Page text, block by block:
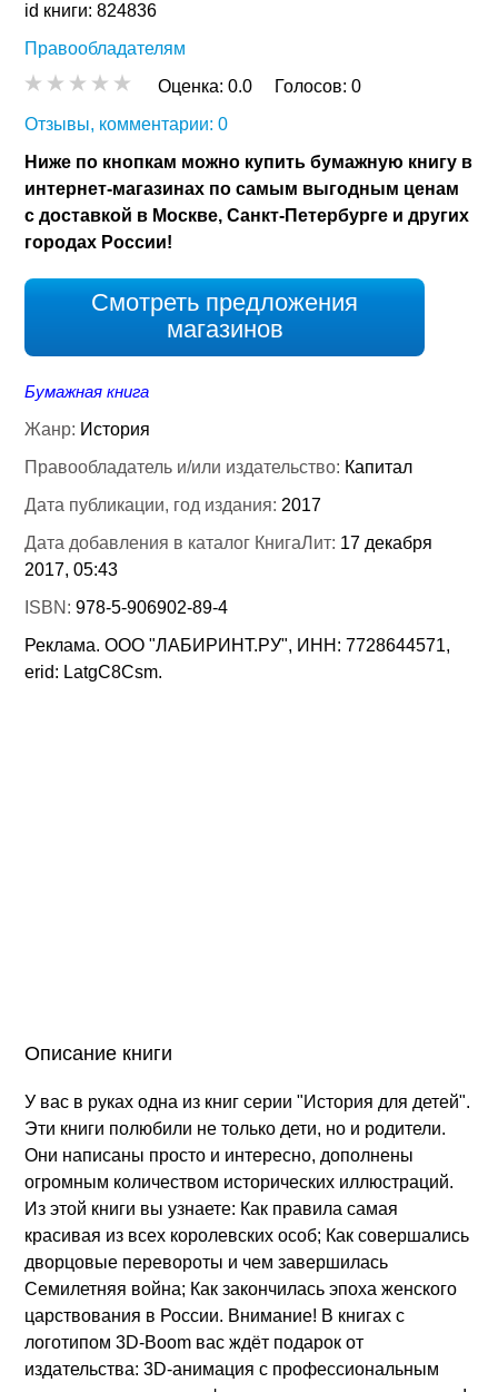
id книги: 824836
Правообладателям
Оценка:0.0 Голосов:0
Отзывы, комментарии: 0
Ниже по кнопкам можно купить бумажную книгу в
интернет-магазинах по самым выгодным ценам
с доставкой в Москве, Санкт-Петербурге и других
городах России!
Смотреть предложения
магазинов
Бумажная книга
Жанр: История
Правообладатель и/или издательство: Капитал
Дата публикации, год издания: 2017
Дата добавления в каталог КнигаЛит: 17 декабря
2017, 05:43
ISBN:978-5-906902-89-4
Реклама. ООО "ЛАБИРИНТ.РУ", ИНН: 7728644571,
erid: LatgC8Csm.
Описание книги
У вас в руках одна из книг серии "История для детей".
Эти книги полюбили не только дети, но и родители.
Они написаны просто и интересно, дополнены
огромным количеством исторических иллюстраций.
Из этой книги вы узнаете: Как правила самая
красивая из всех королевских особ; Как совершались
дворцовые перевороты и чем завершилась
Семилетняя война; Как закончилась эпоха женского
царствования в России. Внимание! В книгах с
логотипом 3D-Boom вас ждёт подарок от
издательства: 3D-анимация с профессиональным